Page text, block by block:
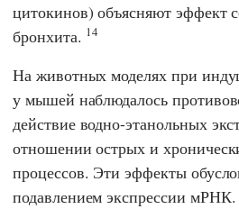
цитокинов) объясняют эффект
бронхита. 14
На животных моделях при
у мышей наблюдалось
действие водно-этанольных
отношении острых и
процессов. Эти эффекты
подавлением экспрессии мРНК.